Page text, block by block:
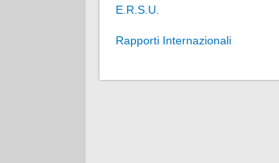
E.R.S.U.
Rapporti Internazionali